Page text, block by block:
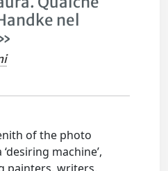
nel
of the photo
machine’,